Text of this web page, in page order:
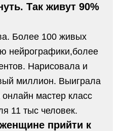
Так живут 90%
Более 100 живых
нейрографики,более
Нарисовала и
миллион. Выиграла
мастер класс
11 тыс человек.
прийти к